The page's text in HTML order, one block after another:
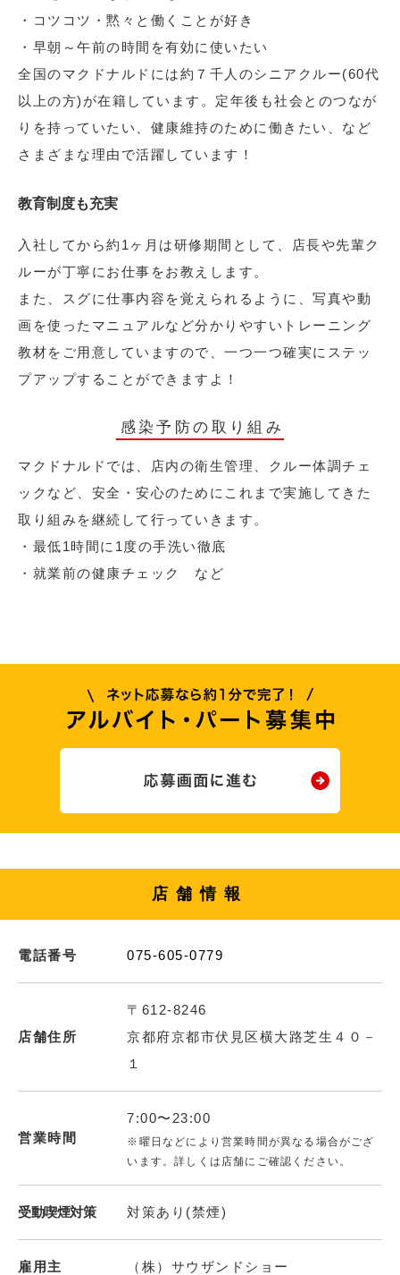
・コツコツ・黙々と働くことが好き
・早朝～午前の時間を有効に使いたい
全国のマクドナルドには約７千人のシニアクルー(60代
以上の方)が在籍しています。定年後も社会とのつなが
りを持っていたい、健康維持のために働きたい、など
さまざまな理由で活躍しています！
教育制度も充実
入社してから約1ヶ月は研修期間として、店長や先輩ク
ルーが丁寧にお仕事をお教えします。
また、スグに仕事内容を覚えられるように、写真や動
画を使ったマニュアルなど分かりやすいトレーニング
教材をご用意していますので、一つ一つ確実にステッ
プアップすることができますよ！
感染予防の取り組み
マクドナルドでは、店内の衛生管理、クルー体調チェ
ックなど、安全・安心のためにこれまで実施してきた
取り組みを継続して行っていきます。
・最低1時間に1度の手洗い徹底
・就業前の健康チェック など
店舗情報
電話番号 075-605-0779
店舗住所
〒612-8246
京都府京都市伏見区横大路芝生４０－
１
営業時間
7:00〜23:00
※曜日などにより営業時間が異なる場合がござ
います。詳しくは店舗にご確認ください。
受動喫煙対策 対策あり(禁煙)
雇用主 （株）サウザンドショー